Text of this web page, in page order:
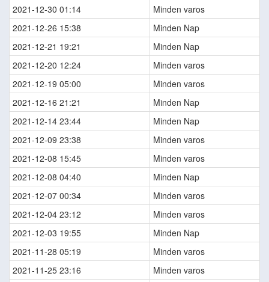
2021-12-30 01:14
Minden varos
2021-12-26 15:38
Minden Nap
2021-12-21 19:21
Minden Nap
2021-12-20 12:24
Minden varos
2021-12-19 05:00
Minden varos
2021-12-16 21:21
Minden Nap
2021-12-14 23:44
Minden Nap
2021-12-09 23:38
Minden varos
2021-12-08 15:45
Minden varos
2021-12-08 04:40
Minden Nap
2021-12-07 00:34
Minden varos
2021-12-04 23:12
Minden varos
2021-12-03 19:55
Minden Nap
2021-11-28 05:19
Minden varos
2021-11-25 23:16
Minden varos